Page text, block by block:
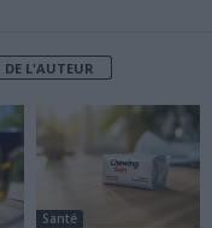
DE L'AUTEUR
Santé